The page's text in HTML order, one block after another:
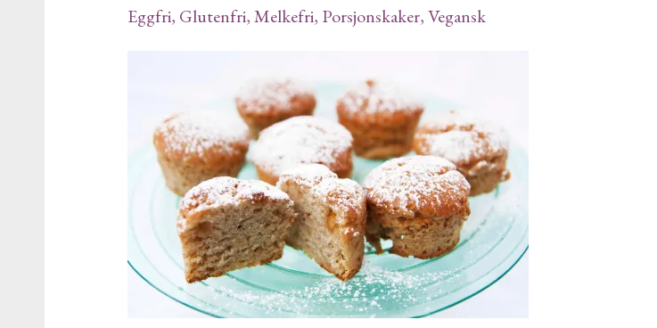
Eggfri, Glutenfri,Melkefri, Porsjonskaker,Vegansk